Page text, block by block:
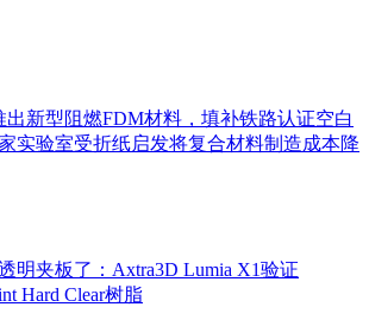
出新型阻燃FDM材料，填补铁路认证空白
实验室受折纸启发将复合材料制造成本降